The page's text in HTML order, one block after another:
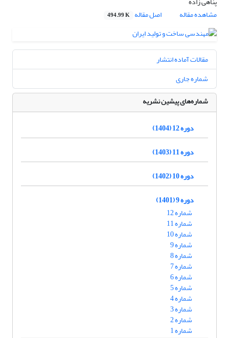
مشاهده مقاله
اصل مقاله 494.99 K
مقالات آماده انتشار
شماره جاری
شماره‌های پیشین نشریه
دوره 12 (1404)
دوره 11 (1403)
دوره 10 (1402)
دوره 9 (1401)
شماره 12
شماره 11
شماره 10
شماره 9
شماره 8
شماره 7
شماره 6
شماره 5
شماره 4
شماره 3
شماره 2
شماره 1